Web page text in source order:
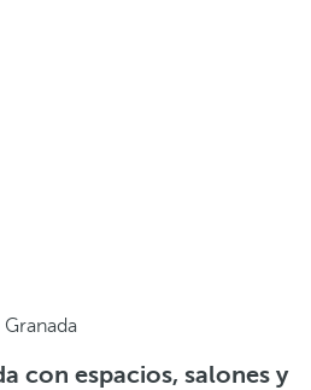
Granada
con espacios, salones y